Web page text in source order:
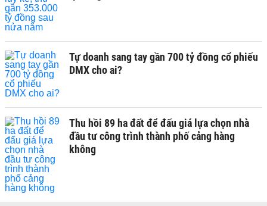
Tự doanh sang tay gần 700 tỷ đồng cổ phiếu
DMX cho ai?
Thu hồi 89 ha đất để đấu giá lựa chọn nhà
đầu tư công trình thành phố cảng hàng
không